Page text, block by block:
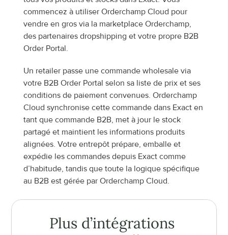
commencez à utiliser Orderchamp Cloud pour
vendre en gros via la marketplace Orderchamp,
des partenaires dropshipping et votre propre B2B
Order Portal.
Un retailer passe une commande wholesale via
votre B2B Order Portal selon sa liste de prix et ses
conditions de paiement convenues. Orderchamp
Cloud synchronise cette commande dans Exact en
tant que commande B2B, met à jour le stock
partagé et maintient les informations produits
alignées. Votre entrepôt prépare, emballe et
expédie les commandes depuis Exact comme
d’habitude, tandis que toute la logique spécifique
au B2B est gérée par Orderchamp Cloud.
Plus d’intégrations